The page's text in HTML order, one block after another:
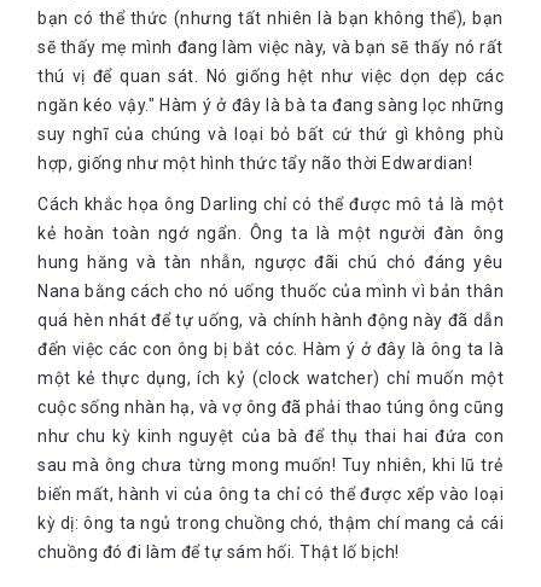
bạn có thể thức (nhưng tất nhiên là bạn không thể), bạn
sẽ thấy mẹ mình đang làm việc này, và bạn sẽ thấy nó rất
thú vị để quan sát. Nó giống hệt như việc dọn dẹp các
ngăn kéo vậy." Hàm ý ở đây là bà ta đang sàng lọc những
suy nghĩ của chúng và loại bỏ bất cứ thứ gì không phù
hợp, giống như một hình thức tẩy não thời Edwardian!
Cách khắc họa ông Darling chỉ có thể được mô tả là một
kẻ hoàn toàn ngớ ngẩn. Ông ta là một người đàn ông
hung hăng và tàn nhẫn, ngược đãi chú chó đáng yêu
Nana bằng cách cho nó uống thuốc của mình vì bản thân
quá hèn nhát để tự uống, và chính hành động này đã dẫn
đến việc các con ông bị bắt cóc. Hàm ý ở đây là ông ta là
một kẻ thực dụng, ích kỷ (clock watcher) chỉ muốn một
cuộc sống nhàn hạ, và vợ ông đã phải thao túng ông cũng
như chu kỳ kinh nguyệt của bà để thụ thai hai đứa con
sau mà ông chưa từng mong muốn! Tuy nhiên, khi lũ trẻ
biến mất, hành vi của ông ta chỉ có thể được xếp vào loại
kỳ dị: ông ta ngủ trong chuồng chó, thậm chí mang cả cái
chuồng đó đi làm để tự sám hối. Thật lố bịch!